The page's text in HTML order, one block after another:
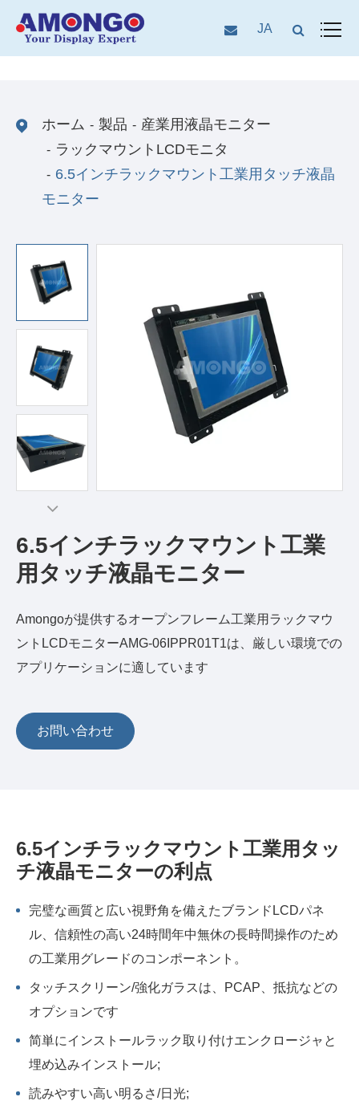
JA
ホーム 製品
産業用液晶モニター
ラックマウントLCDモニタ
6.5インチラックマウント工業用タッチ液晶
モニター
6.5インチラックマウント工業
用タッチ液晶モニター
Amongoが提供するオープンフレーム工業用ラックマウ
ントLCDモニターAMG-06IPPR01T1は、厳しい環境での
アプリケーションに適しています
お問い合わせ
6.5インチラックマウント工業用タッ
チ液晶モニターの利点
完璧な画質と広い視野角を備えたブランドLCDパネ
ル、信頼性の高い24時間年中無休の長時間操作のため
の工業用グレードのコンポーネント。
タッチスクリーン/強化ガラスは、PCAP、抵抗などの
オプションです
简単にインストールラック取り付けエンクロージャと
埋め込みインストール;
読みやすい高い明るさ/日光;